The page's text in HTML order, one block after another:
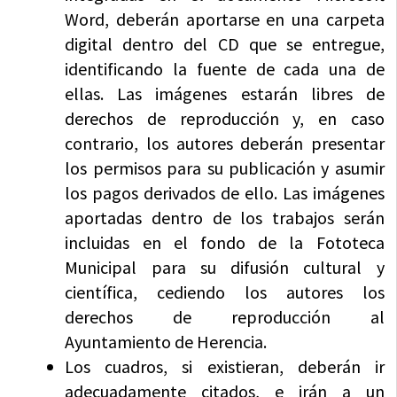
Word, deberán aportarse en una carpeta
digital dentro del CD que se entregue,
identificando la fuente de cada una de
ellas. Las imágenes estarán libres de
derechos de reproducción y, en caso
contrario, los autores deberán presentar
los permisos para su publicación y asumir
los pagos derivados de ello. Las imágenes
aportadas dentro de los trabajos serán
incluidas en el fondo de la Fototeca
Municipal para su difusión cultural y
científica, cediendo los autores los
derechos de reproducción al
Ayuntamiento de Herencia.
Los cuadros, si existieran, deberán ir
adecuadamente citados, e irán a un